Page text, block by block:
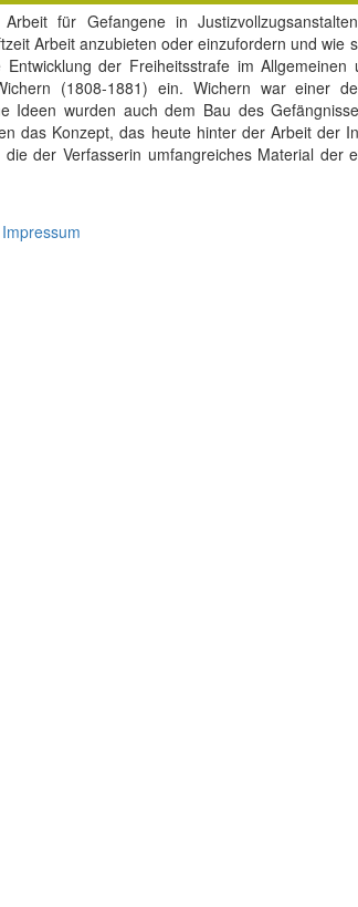
für Gefangene in
Arbeit anzubieten oder einzufordern und wie
der Freiheitsstrafe im
(1808-1881) ein. Wichern war einer
Ideen wurden auch dem Bau des
das Konzept, das heute hinter der Arbeit der
der Verfasserin umfangreiches Material der
Impressum